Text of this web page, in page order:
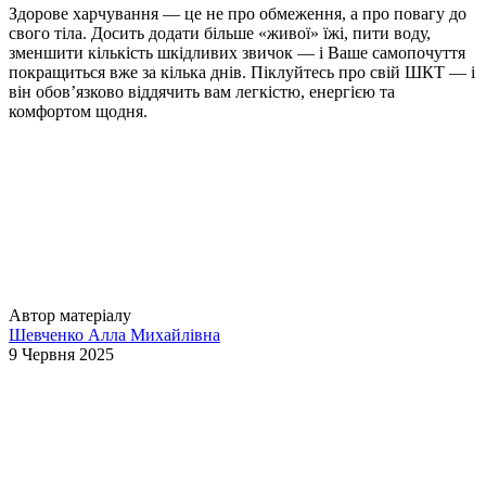
Здорове харчування — це не про обмеження, а про повагу до
свого тіла. Досить додати більше «живої» їжі, пити воду,
зменшити кількість шкідливих звичок — і Ваше самопочуття
покращиться вже за кілька днів. Піклуйтесь про свій ШКТ — і
він обовʼязково віддячить вам легкістю, енергією та
комфортом щодня.
Автор матеріалу
Шевченко Алла Михайлівна
9 Червня 2025